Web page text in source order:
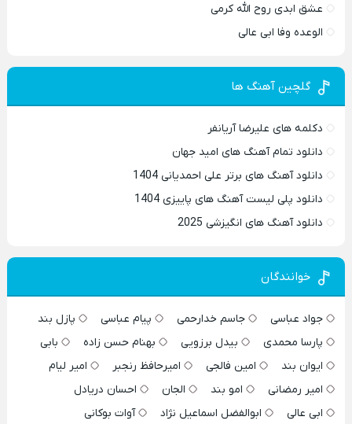
عشق ابدی روح الله کرمی
الوعده وفا ابی عالی
گلچین آهنگ ها
دکلمه های علیرضا آریانفر
دانلود تمام آهنگ های امید جهان
دانلود آهنگ های برتر علی احمدیانی 1404
دانلود پلی لیست آهنگ های پاییزی 1404
دانلود آهنگ های انگیزشی 2025
خوانندگان
جواد عباسی جاسم خدارحمی پیام عباسی
پازل بند
پارسا محمدی
بیدل برزویی بهنام حسن زاده
بابی
ایوان بند
امین فالجی امیرحافظ رنجبر
امیر لیام
امیر رمضانی
امو بند الجان
احسان دریادل
ابی عالی
ابوالفضل اسماعیل نژاد
آوات بوکانی